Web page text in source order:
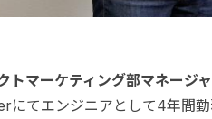
マーケティング部マネージ
にてエンジニアとして4年間